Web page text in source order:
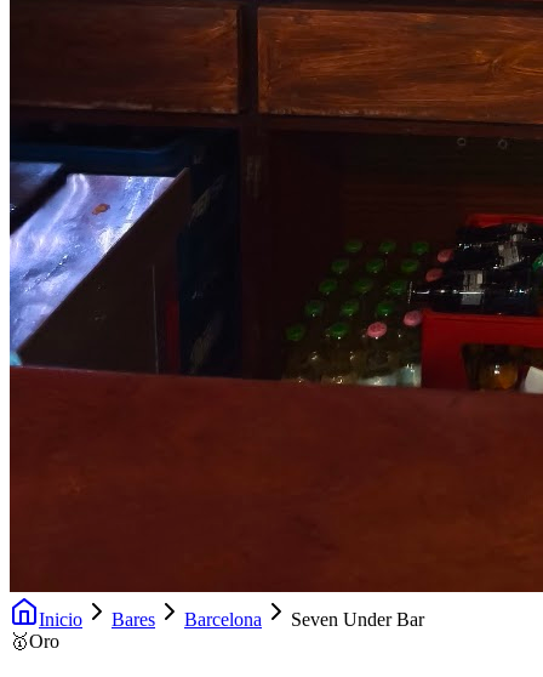
Inicio Bares Barcelona
Seven Under Bar
🥇Oro